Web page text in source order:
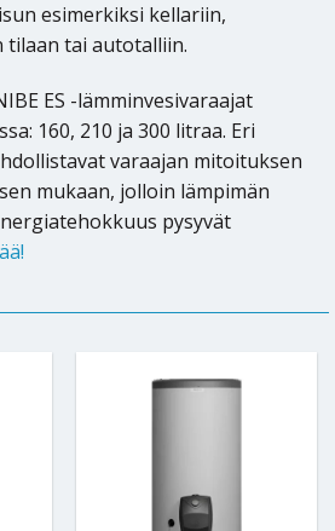
esimerkiksi kellariin,
tilaan tai autotalliin.
ES -lämminvesivaraajat
160, 210 ja 300 litraa. Eri
varaajan mitoituksen
mukaan, jolloin lämpimän
pysyvät